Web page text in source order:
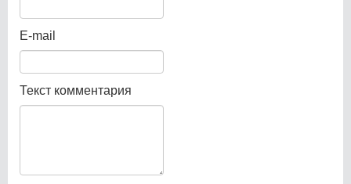
E-mail
Текст комментария